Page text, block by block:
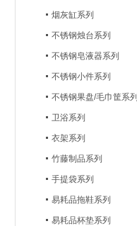
烟灰缸系列
不锈钢烛台系列
不锈钢皂液器系列
不锈钢小件系列
不锈钢果盘/毛巾筐系列
卫浴系列
衣架系列
竹藤制品系列
手提袋系列
易耗品拖鞋系列
易耗品杯垫系列